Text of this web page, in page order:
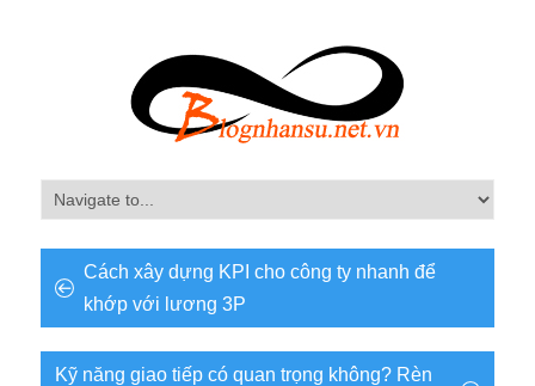
Cách xây dựng KPI cho công ty nhanh để
khớp với lương 3P
Kỹ năng giao tiếp có quan trọng không? Rèn